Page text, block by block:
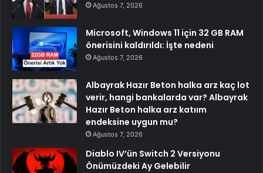
Ağustos 7, 2026
Microsoft, Windows 11 için 32 GB RAM
önerisini kaldırıldı: İşte nedeni
Ağustos 7, 2026
Albayrak Hazır Beton halka arz kaç lot
verir, hangi bankalarda var? Albayrak
Hazır Beton halka arz katıım
endeksine uygun mu?
Ağustos 7, 2026
Diablo IV’ün Switch 2 Versiyonu
Önümüzdeki Ay Gelebilir